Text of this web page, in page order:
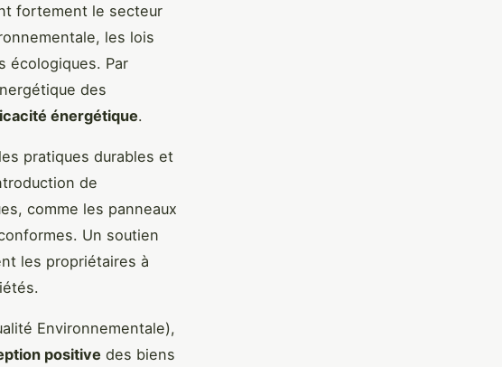
fortement le secteur
les lois
écologiques. Par
des
énergétique.
pratiques durables et
de
comme les panneaux
Un soutien
les propriétaires à
Environnementale),
positive des biens